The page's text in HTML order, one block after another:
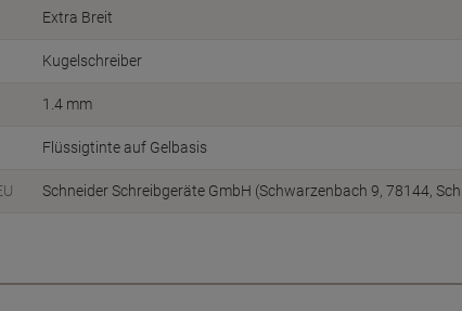
Extra Breit
Kugelschreiber
1.4 mm
Flüssigtinte auf Gelbasis
Schneider Schreibgeräte GmbH (Schwarzenbach 9, 78144,